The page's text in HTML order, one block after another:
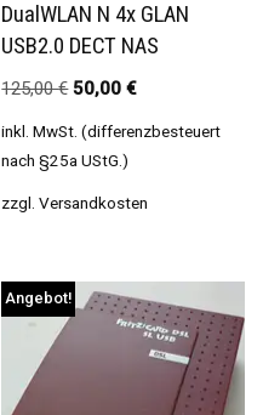
DualWLAN N 4x GLAN
USB2.0 DECT NAS
125,00€ 50,00€
inkl. MwSt. (differenzbesteuert
nach §25a UStG.)
zzgl.Versandkosten
Angebot!